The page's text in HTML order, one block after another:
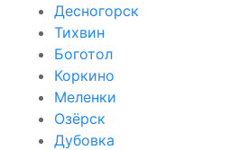
Десногорск
Тихвин
Боготол
Коркино
Меленки
Озёрск
Дубовка